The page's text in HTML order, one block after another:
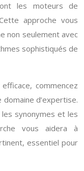
les moteurs de
approche vous
non seulement avec
sophistiqués de
commencez
d’expertise.
synonymes et les
vous aidera à
essentiel pour